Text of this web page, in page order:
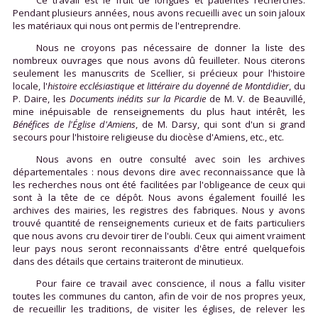
Pendant plusieurs années, nous avons recueilli avec un soin jaloux
les matériaux qui nous ont permis de l'entreprendre.
Nous ne croyons pas nécessaire de donner la liste des
nombreux ouvrages que nous avons dû feuilleter. Nous citerons
seulement les manuscrits de Scellier, si précieux pour l'histoire
locale, l'histoire ecclésiastique et littéraire du doyenné de Montdidier, du
P. Daire, les Documents inédits sur la Picardiede M. V. de Beauvillé,
mine inépuisable de renseignements du plus haut intérêt, les
Bénéfices de l'Église d'Amiens, de M. Darsy, qui sont d'un si grand
secours pour l'histoire religieuse du diocèse d'Amiens, etc., etc.
Nous avons en outre consulté avec soin les archives
départementales : nous devons dire avec reconnaissance que là
les recherches nous ont été facilitées par l'obligeance de ceux qui
sont à la tête de ce dépôt. Nous avons également fouillé les
archives des mairies, les registres des fabriques. Nous y avons
trouvé quantité de renseignements curieux et de faits particuliers
que nous avons cru devoir tirer de l'oubli. Ceux qui aiment vraiment
leur pays nous seront reconnaissants d'être entré quelquefois
dans des détails que certains traiteront de minutieux.
Pour faire ce travail avec conscience, il nous a fallu visiter
toutes les communes du canton, afin de voir de nos propres yeux,
de recueillir les traditions, de visiter les églises, de relever les